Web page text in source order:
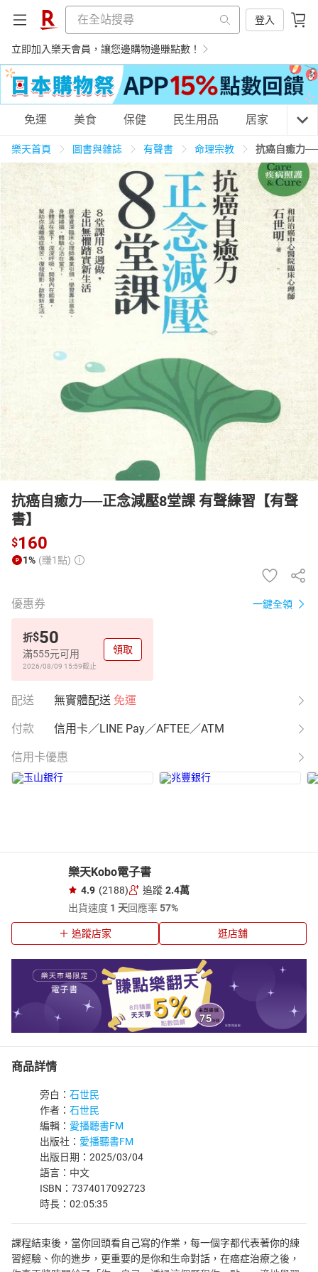
登入
立即加入樂天會員，讓您邊購物邊賺點數！
購物網分類
天天免運 美食蛋糕 養生保健 民生用品
居家生活 3C家電 運動休閒 親子玩具
女裝 男裝 化妝保養
電子/紙本書
HOT
免運 美食 保健 民生用品 居家 3C
樂天首頁 圖書與雜誌 有聲書 命理宗教 抗癌自癒力
抗癌自癒力──正念減壓8堂課 有聲練習【有聲
書】
$160
1% (賺1點)
優惠券 一鍵全領
折$50
滿555元可用
2026/08/09 15:59截止
領取
配送 無實體配送 免運
付款 信用卡／LINE Pay／AFTEE／ATM
信用卡優惠
樂天Kobo電子書
4.9 (2188) 追蹤 2.4萬
出貨速度 1 天回應率57%
追蹤店家 逛店舖
商品詳情
旁白： 石世民
作者： 石世民
編輯： 愛播聽書FM
出版社： 愛播聽書FM
出版日期：2025/03/04
語言：中文
ISBN：7374017092723
時長：02:05:35
課程結束後，當你回頭看自己寫的作業，每一個字都代表著你的練
習經驗、你的進步，更重要的是你和生命對話，在癌症治療之後，